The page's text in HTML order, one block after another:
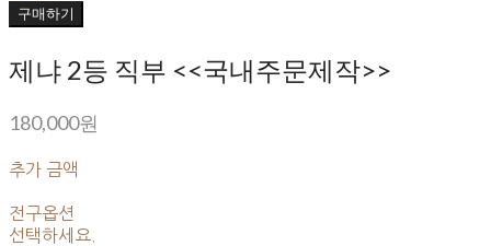
구매하기
제냐 2등 직부 <<국내주문제작>>
180,000원
추가 금액
전구옵션
선택하세요.